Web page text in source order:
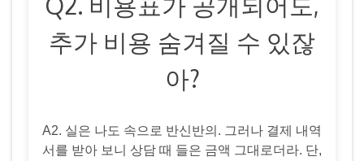
추가 비용 숨겨질 수 있잖
아?
A2. 실은 나도 속으로 반신반의. 그러나 결제 내역
서를 받아 보니 상담 때 들은 금액 그대로더라. 단,